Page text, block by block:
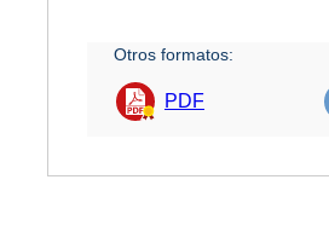
Otros formatos:
PDF